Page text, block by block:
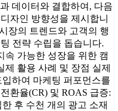
데이터와 결합하여, 다음
자인 방향성을 제시합니
장의 트렌드와 고객의 행
전략 수립을 돕습니다.
속 가능한 성장을 위한 캠
활용 사례 및 장점 실제
하여 마케팅 퍼포먼스를
환율(CR) 및 ROAS 급증:
후 수천 개의 광고 소재